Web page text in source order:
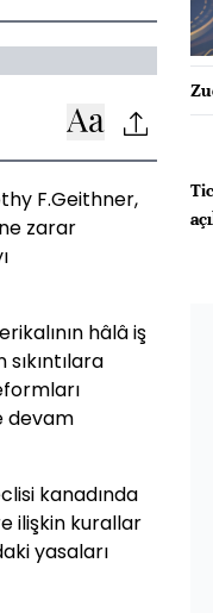
F.Geithner,
zarar
hâlâ iş
devam
kanadında
ilişkin kurallar
yasaları